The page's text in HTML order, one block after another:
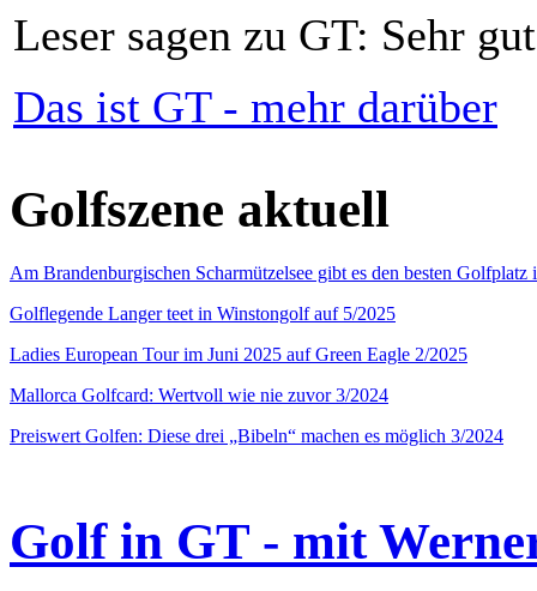
Leser sagen zu GT: Sehr
Das ist GT - mehr darüber
Golfszene aktuell
Am Brandenburgischen Scharmützelsee gibt es den besten
Golflegende Langer teet in Winstongolf auf 5/2025
Ladies European Tour im Juni 2025 auf Green Eagle 2/2025
Mallorca Golfcard: Wertvoll wie nie zuvor 3/2024
Preiswert Golfen: Diese drei „Bibeln“ machen es möglich 3/2024
Golf in GT - mit